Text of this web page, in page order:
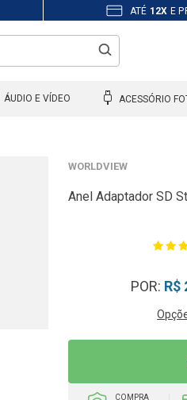
ATÉ 12X E
ÁUDIO E VÍDEO ACESSÓRIO
WORLDVIEW
Anel Adaptador SD
POR: R$
COMPRA